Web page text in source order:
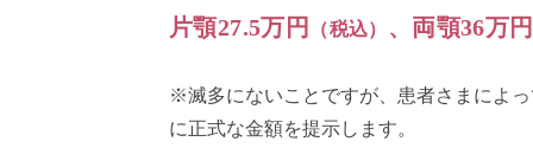
片顎27.5万円 （税込） 、両顎36万円
※滅多にないことですが、患者さまによ
に正式な金額を提示します。